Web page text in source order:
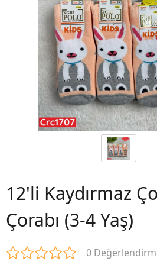
12'li Kaydırmaz
Çorabı (3-4 Yaş)
0